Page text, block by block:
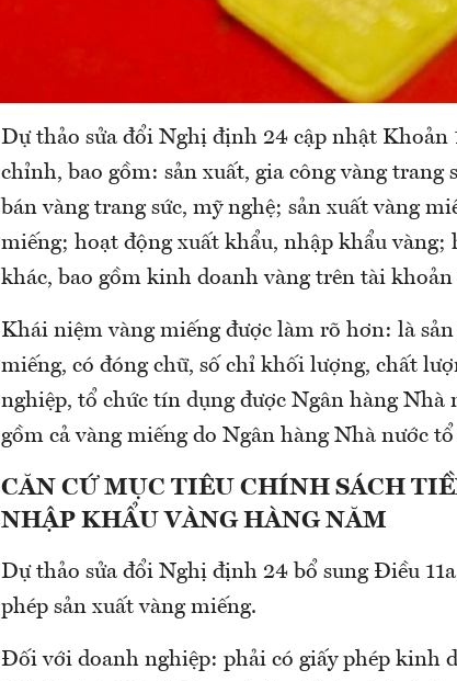
Dự thảo sửa đổi Nghị định 24 cập nhật Khoản
chỉnh, bao gồm: sản xuất, gia công vàng trang
bán vàng trang sức, mỹ nghệ; sản xuất vàng
miếng; hoạt động xuất khẩu, nhập khẩu vàng;
khác, bao gồm kinh doanh vàng trên tài
Khái niệm vàng miếng được làm rõ hơn: là
miếng, có đóng chữ, số chỉ khối lượng, chất
nghiệp, tổ chức tín dụng được Ngân hàng Nhà
gồm cả vàng miếng do Ngân hàng Nhà nước
CĂN CỨ MỤC TIÊU CHÍNH SÁCH
NHẬP KHẨU VÀNG HÀNG NĂM
Dự thảo sửa đổi Nghị định 24 bổ sung Điều
phép sản xuất vàng miếng.
Đối với doanh nghiệp: phải có giấy phép kinh